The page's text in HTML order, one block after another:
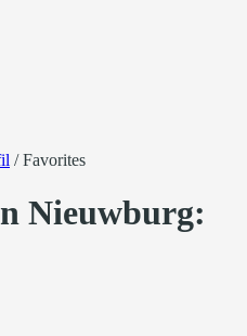
/Favorites
Nieuwburg: